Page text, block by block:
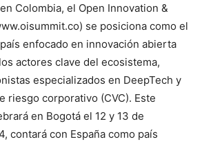
Colombia, el Open Innovation &
se posiciona como el
enfocado en innovación abierta
actores clave del ecosistema,
especializados en DeepTech y
riesgo corporativo (CVC). Este
en Bogotá el 12 y 13 de
contará con España como país